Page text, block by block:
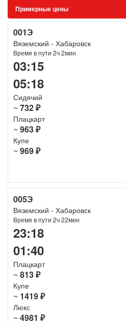
Примерные цены
001Э
Вяземский - Хабаровск
Время в пути 2ч 2мин
03:15
05:18
Сидячий
~ 732 ₽
Плацкарт
~ 963 ₽
Купе
~ 969 ₽
005Э
Вяземский - Хабаровск
Время в пути 2ч 22мин
23:18
01:40
Плацкарт
~ 813 ₽
Купе
~ 1419 ₽
Люкс
~ 4981 ₽